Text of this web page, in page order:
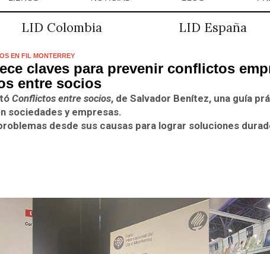
LID Colombia LID España
EN FIL MONTERREY
claves para prevenir conflictos
entre socios
Conflictos entre socios, de Salvador Benítez, una guía
sociedades y empresas.
desde sus causas para lograr soluciones